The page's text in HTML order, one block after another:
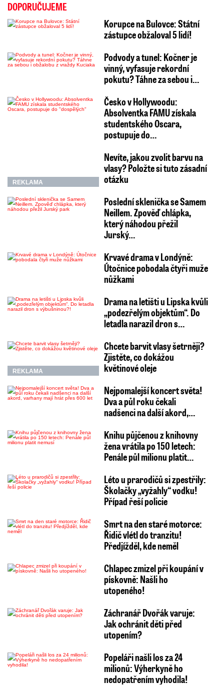
DOPORUČUJEME
Korupce na Bulovce: Státní
zástupce obžaloval 5 lidí!
Podvody a tunel: Kočner je
vinný, vyfasuje rekordní
pokutu? Táhne za sebou i…
Česko v Hollywoodu:
Absolventka FAMU získala
studentského Oscara,
postupuje do…
REKLAMA
Nevíte, jakou zvolit barvu na
vlasy? Položte si tuto zásadní
otázku
Poslední sklenička se Samem
Neillem. Zpověď chlápka,
který náhodou přežil
Jurský…
Krvavé drama v Londýně:
Útočnice pobodala čtyři muže
nůžkami
Drama na letišti u Lipska kvůli
„podezřelým objektům“. Do
letadla narazil dron s…
REKLAMA
Chcete barvit vlasy šetrněji?
Zjistěte, co dokážou
květinové oleje
Nejpomalejší koncert světa!
Dva a půl roku čekali
nadšenci na další akord,…
Knihu půjčenou z knihovny
žena vrátila po 150 letech:
Penále půl milionu platit…
Léto u prarodičů si zpestřily:
Školačky „vyžahly“ vodku!
Případ řeší policie
Smrt na den staré motorce:
Řidič vlétl do tranzitu!
Předjížděl, kde neměl
Chlapec zmizel při koupání v
pískovně: Našli ho
utopeného!
Záchranář Dvořák varuje:
Jak ochránit děti před
utopením?
Popeláři našli los za 24
milionů: Výherkyně ho
nedopatřením vyhodila!